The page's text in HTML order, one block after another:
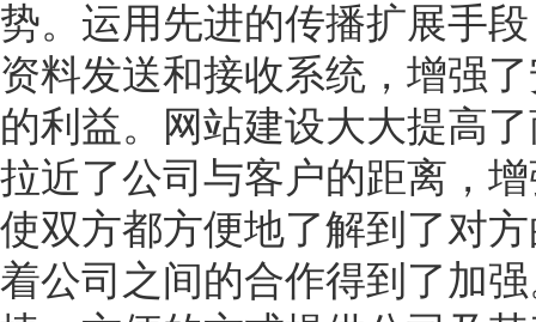
势。运用先进的传播扩展手
资料发送和接收系统，增强
的利益。网站建设大大提高
拉近了公司与客户的距离，
使双方都方便地了解到了对
着公司之间的合作得到了加